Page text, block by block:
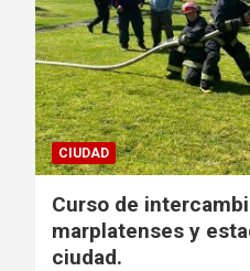
CIUDAD
Curso de
marplatenses y
ciudad.